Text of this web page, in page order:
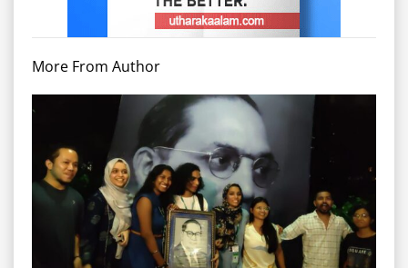
More From Author